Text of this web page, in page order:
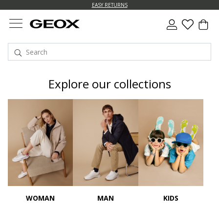
EASY RETURNS
Explore our collections
WOMAN MAN KIDS